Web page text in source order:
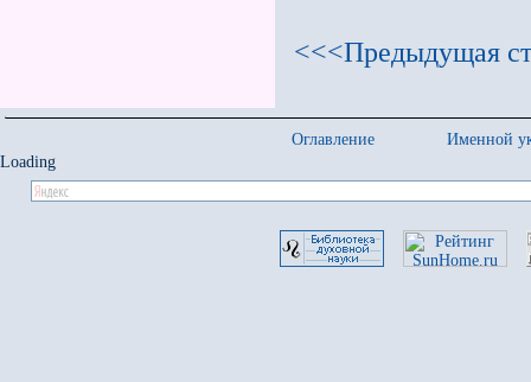
<<<Предыдущая
Оглавление
Именной
Loading